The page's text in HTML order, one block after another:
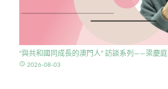
“與共和國同成長的澳門人” 訪談系列——梁慶庭
access_time 2026-08-03